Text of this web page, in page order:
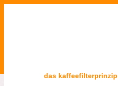
das kaffeefilterprinzip